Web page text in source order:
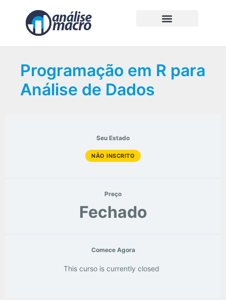
Programação em R para
Análise de Dados
Seu Estado
NÃO INSCRITO
Preço
Fechado
Comece Agora
This curso is currently closed